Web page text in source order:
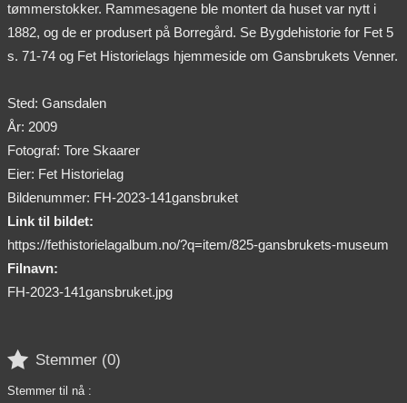
tømmerstokker. Rammesagene ble montert da huset var nytt i
1882, og de er produsert på Borregård. Se Bygdehistorie for Fet 5
s. 71-74 og Fet Historielags hjemmeside om Gansbrukets Venner.
Sted: Gansdalen
År: 2009
Fotograf: Tore Skaarer
Eier: Fet Historielag
Bildenummer: FH-2023-141gansbruket
Link til bildet:
https://fethistorielagalbum.no/?q=item/825-gansbrukets-museum
Filnavn:
FH-2023-141gansbruket.jpg
 Stemmer (0)
Stemmer til nå :